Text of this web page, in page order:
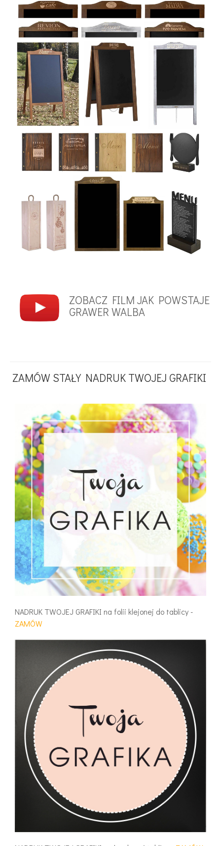
ZOBACZ FILM JAK POWSTAJE
GRAWER WALBA
ZAMÓW STAŁY NADRUK TWOJEJ GRAFIKI
NADRUK TWOJEJ GRAFIKI na folii klejonej do tablicy -
ZAMÓW